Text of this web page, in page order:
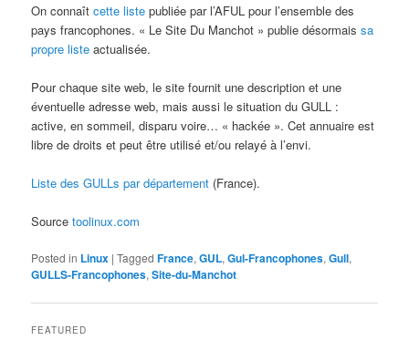
On connaîtcette liste publiée par l’AFUL pour l’ensemble des
pays francophones. « Le Site Du Manchot » publie désormaissa
propre liste actualisée.
Pour chaque site web, le site fournit une description et une
éventuelle adresse web, mais aussi le situation du GULL :
active, en sommeil, disparu voire… « hackée ». Cet annuaire est
libre de droits et peut être utilisé et/ou relayé à l’envi.
Liste des GULLs par département (France).
Sourcetoolinux.com
Posted in Linux |Tagged France,GUL,Gul-Francophones,Gull,
GULLS-Francophones,Site-du-Manchot
FEATURED